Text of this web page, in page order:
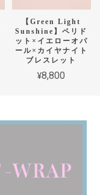
【Green Light
Sunshine】ペリド
ット×イエローオパ
ール×カイヤナイト
ブレスレット
¥8,800